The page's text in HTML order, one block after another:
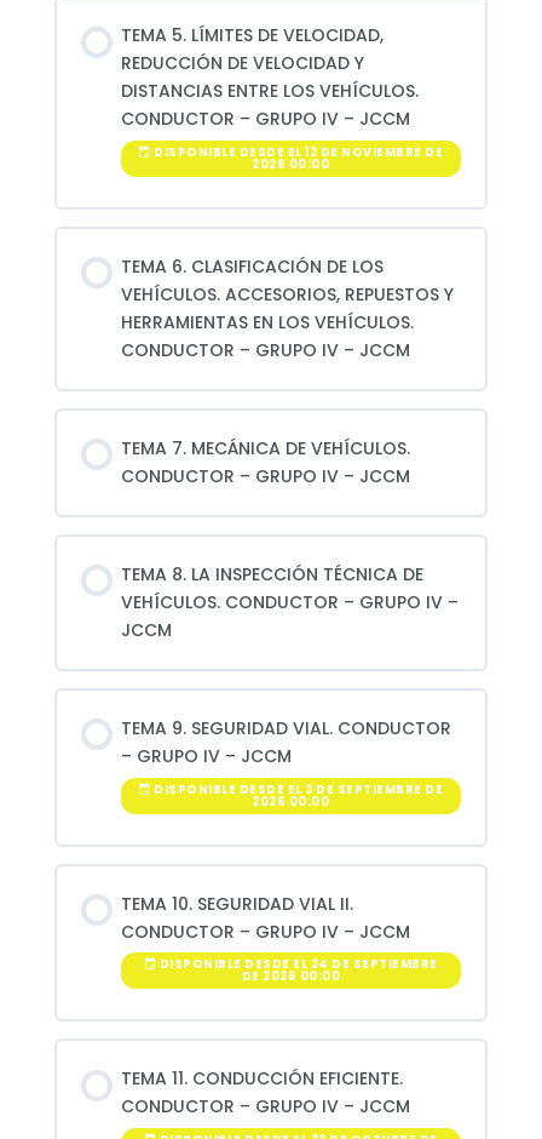
TEMA 5. LÍMITES DE VELOCIDAD,
REDUCCIÓN DE VELOCIDAD Y
DISTANCIAS ENTRE LOS VEHÍCULOS.
CONDUCTOR – GRUPO IV – JCCM
DISPONIBLE DESDE EL 12 DE NOVIEMBRE DE
2026 00:00
TEMA 6. CLASIFICACIÓN DE LOS
VEHÍCULOS. ACCESORIOS, REPUESTOS Y
HERRAMIENTAS EN LOS VEHÍCULOS.
CONDUCTOR – GRUPO IV – JCCM
TEMA 7. MECÁNICA DE VEHÍCULOS.
CONDUCTOR – GRUPO IV – JCCM
TEMA 8. LA INSPECCIÓN TÉCNICA DE
VEHÍCULOS. CONDUCTOR – GRUPO IV –
JCCM
TEMA 9. SEGURIDAD VIAL. CONDUCTOR
– GRUPO IV – JCCM
DISPONIBLE DESDE EL 3 DE SEPTIEMBRE DE
2026 00:00
TEMA 10. SEGURIDAD VIAL II.
CONDUCTOR – GRUPO IV – JCCM
DISPONIBLE DESDE EL 24 DE SEPTIEMBRE
DE 2026 00:00
TEMA 11. CONDUCCIÓN EFICIENTE.
CONDUCTOR – GRUPO IV – JCCM